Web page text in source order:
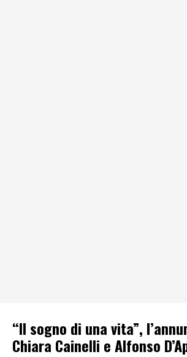
“Il sogno di una vita”,
Chiara Cainelli e Alfonso